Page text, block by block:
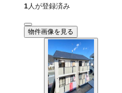
1人が登録済み
物件画像を見る